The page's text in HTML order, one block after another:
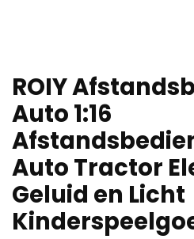
ROIY
Auto 1:16
Auto Tractor
Geluid en Licht